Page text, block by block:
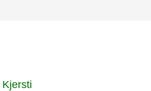
Kjersti